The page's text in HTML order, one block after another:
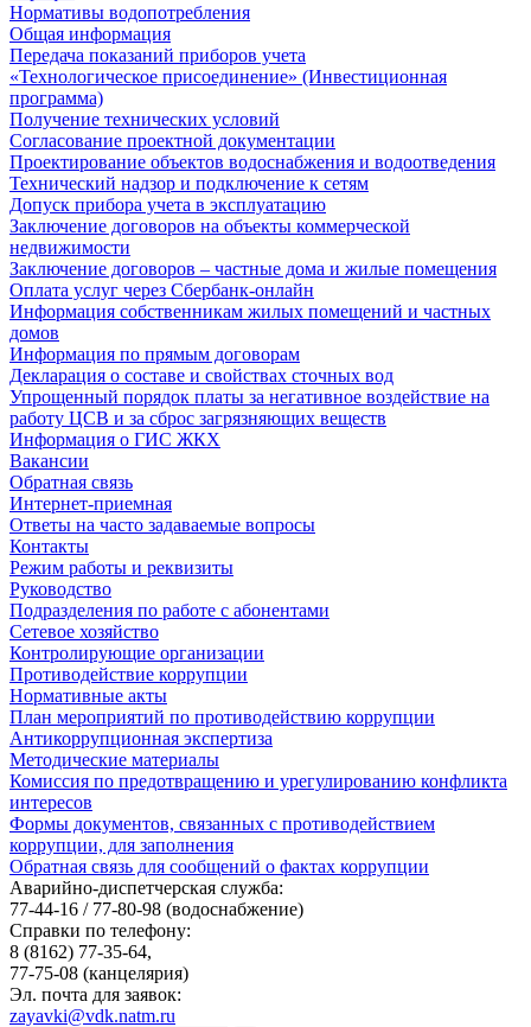
Нормативы водопотребления
Общая информация
Передача показаний приборов учета
«Технологическое присоединение» (Инвестиционная
программа)
Получение технических условий
Согласование проектной документации
Проектирование объектов водоснабжения и водоотведения
Технический надзор и подключение к сетям
Допуск прибора учета в эксплуатацию
Заключение договоров на объекты коммерческой
недвижимости
Заключение договоров – частные дома и жилые помещения
Оплата услуг через Сбербанк-онлайн
Информация собственникам жилых помещений и частных
домов
Информация по прямым договорам
Декларация о составе и свойствах сточных вод
Упрощенный порядок платы за негативное воздействие на
работу ЦСВ и за сброс загрязняющих веществ
Информация о ГИС ЖКХ
Вакансии
Обратная связь
Интернет-приемная
Ответы на часто задаваемые вопросы
Контакты
Режим работы и реквизиты
Руководство
Подразделения по работе с абонентами
Сетевое хозяйство
Контролирующие организации
Противодействие коррупции
Нормативные акты
План мероприятий по противодействию коррупции
Антикоррупционная экспертиза
Методические материалы
Комиссия по предотвращению и урегулированию конфликта
интересов
Формы документов, связанных с противодействием
коррупции, для заполнения
Обратная связь для сообщений о фактах коррупции
Аварийно-диспетчерская служба:
77-44-16 / 77-80-98 (водоснабжение)
Справки по телефону:
8 (8162) 77-35-64,
77-75-08 (канцелярия)
Эл. почта для заявок:
zayavki@vdk.natm.ru